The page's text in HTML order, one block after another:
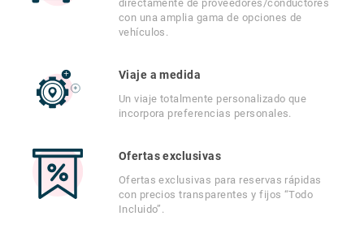
directamente de proveedores/conductores
con una amplia gama de opciones de
vehículos.
Viaje a medida
Un viaje totalmente personalizado que
incorpora preferencias personales.
Ofertas exclusivas
Ofertas exclusivas para reservas rápidas
con precios transparentes y fijos “Todo
Incluido”.